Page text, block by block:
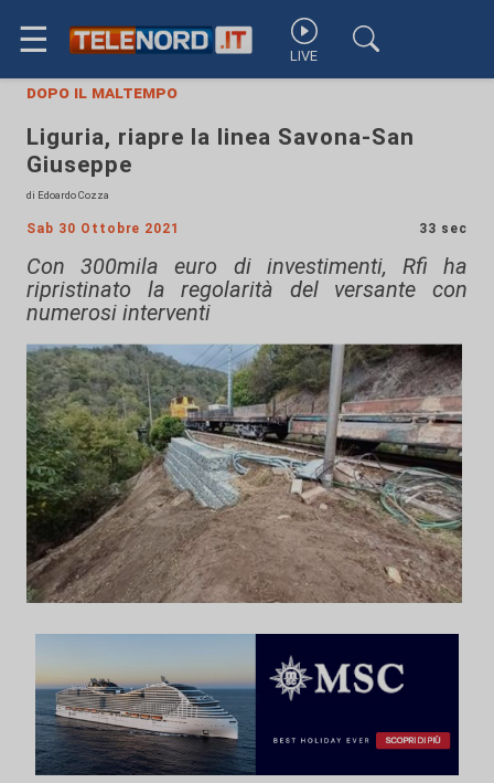
☰ LIVE
dopo il maltempo
Liguria, riapre la linea Savona-San
Giuseppe
di Edoardo Cozza
Sab 30 Ottobre 2021 33 sec
Con 300mila euro di investimenti, Rfi ha
ripristinato la regolarità del versante con
numerosi interventi